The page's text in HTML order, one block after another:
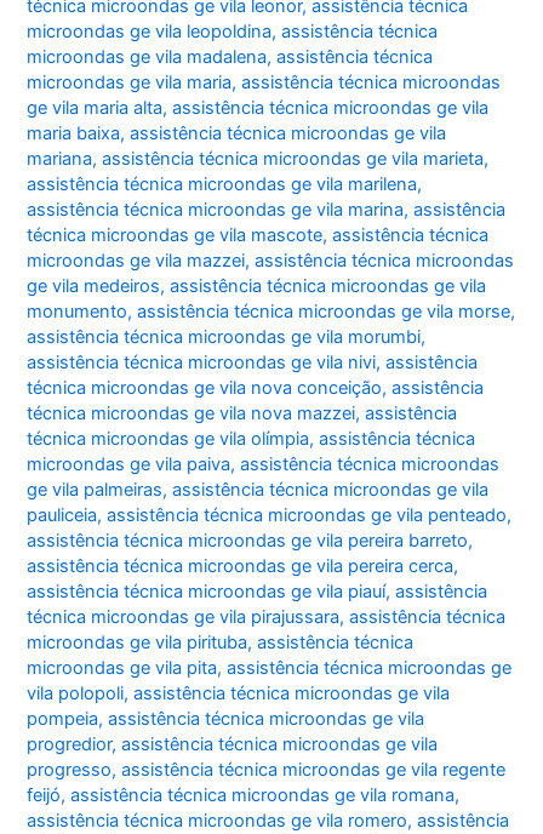
técnica microondas ge vila leonor,assistência técnica
microondas ge vila leopoldina,assistência técnica
microondas ge vila madalena,assistência técnica
microondas ge vila maria,assistência técnica microondas
ge vila maria alta,assistência técnica microondas ge vila
maria baixa,assistência técnica microondas ge vila
mariana,assistência técnica microondas ge vila marieta,
assistência técnica microondas ge vila marilena,
assistência técnica microondas ge vila marina,assistência
técnica microondas ge vila mascote,assistência técnica
microondas ge vila mazzei,assistência técnica microondas
ge vila medeiros,assistência técnica microondas ge vila
monumento,assistência técnica microondas ge vila morse,
assistência técnica microondas ge vila morumbi,
assistência técnica microondas ge vila nivi,assistência
técnica microondas ge vila nova conceição,assistência
técnica microondas ge vila nova mazzei,assistência
técnica microondas ge vila olímpia,assistência técnica
microondas ge vila paiva,assistência técnica microondas
ge vila palmeiras,assistência técnica microondas ge vila
pauliceia,assistência técnica microondas ge vila penteado,
assistência técnica microondas ge vila pereira barreto,
assistência técnica microondas ge vila pereira cerca,
assistência técnica microondas ge vila piauí,assistência
técnica microondas ge vila pirajussara,assistência técnica
microondas ge vila pirituba,assistência técnica
microondas ge vila pita,assistência técnica microondas ge
vila polopoli,assistência técnica microondas ge vila
pompeia,assistência técnica microondas ge vila
progredior,assistência técnica microondas ge vila
progresso,assistência técnica microondas ge vila regente
feijó,assistência técnica microondas ge vila romana,
assistência técnica microondas ge vila romero,assistência